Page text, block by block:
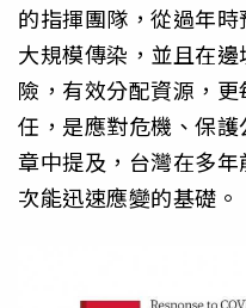
的指揮團隊，從過年
大規模傳染，並且在
險，有效分配資源，
任，是應對危機、保
章中提及，台灣在多年
次能迅速應變的基礎。